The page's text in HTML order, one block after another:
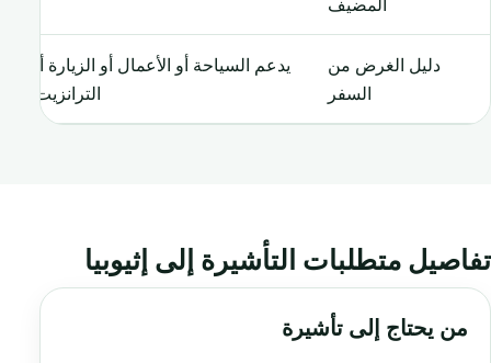
دليل الغرض من
السفر
يدعم السياحة أو الأعمال أو الزيارة أو
الترانزيت.
تفاصيل متطلبات التأشيرة إلى إثيوبيا
من يحتاج إلى تأشيرة